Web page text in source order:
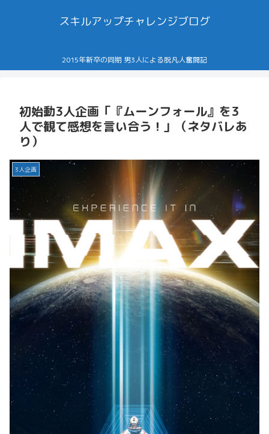
スキルアップチャレンジブログ
2015年新卒の同期 男3人による脱凡人奮闘記
初始動3人企画「『ムーンフォール』を3
人で観て感想を言い合う！」（ネタバレあ
り）
3人企画